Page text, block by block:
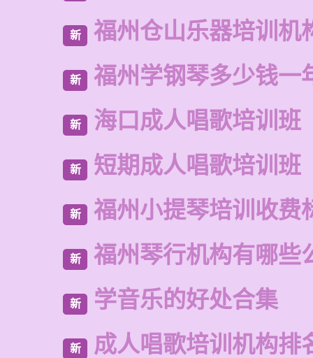
新 福州仓山乐器培训机
新 福州学钢琴多少钱一
新 海口成人唱歌培训班
新 短期成人唱歌培训班
新 福州小提琴培训收费
新 福州琴行机构有哪些
新 学音乐的好处合集
新 成人唱歌培训机构排